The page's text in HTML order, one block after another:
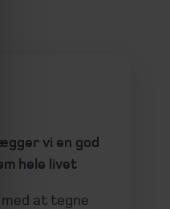
vi en god
hele livet
at tegne